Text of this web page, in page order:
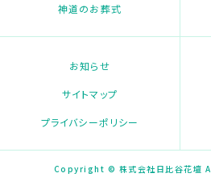
神道のお葬式
お知らせ
サイトマップ
プライバシーポリシー
Copyright © 株式会社日比谷花壇